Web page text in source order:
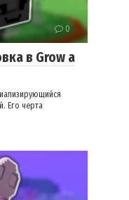
0
в Grow a
Его черта